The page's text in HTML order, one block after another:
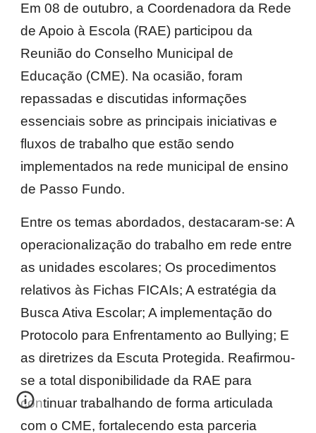
Em 08 de outubro, a Coordenadora da Rede
de Apoio à Escola (RAE) participou da
Reunião do Conselho Municipal de
Educação (CME). Na ocasião, foram
repassadas e discutidas informações
essenciais sobre as principais iniciativas e
fluxos de trabalho que estão sendo
implementados na rede municipal de ensino
de Passo Fundo.
Entre os temas abordados, destacaram-se: A
operacionalização do trabalho em rede entre
as unidades escolares; Os procedimentos
relativos às Fichas FICAIs; A estratégia da
Busca Ativa Escolar; A implementação do
Protocolo para Enfrentamento ao Bullying; E
as diretrizes da Escuta Protegida. Reafirmou-
se a total disponibilidade da RAE para
continuar trabalhando de forma articulada
com o CME, fortalecendo esta parceria